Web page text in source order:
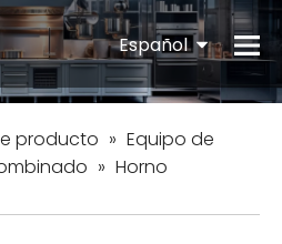
Español
English
producto » Equipo de
» Horno